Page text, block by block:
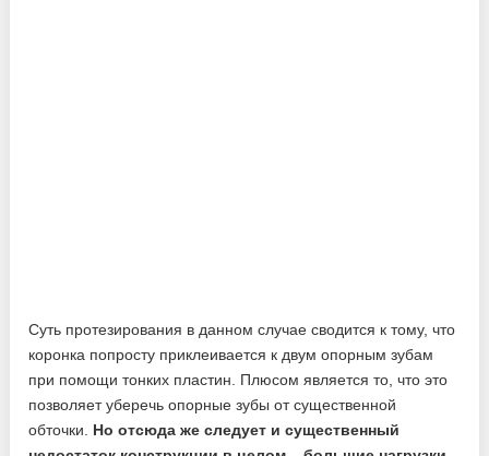
Суть протезирования в данном случае сводится к тому, что
коронка попросту приклеивается к двум опорным зубам
при помощи тонких пластин. Плюсом является то, что это
позволяет уберечь опорные зубы от существенной
обточки. Но отсюда же следует и существенный